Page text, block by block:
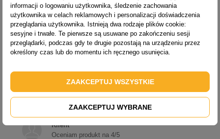
drobina jest taka, jakiej potrzebowałem, jestem
zadowolony
5/ 5
2022-03-09
2022-03-09
Klient
Oceniam produkt na 4/5
informacji o logowaniu użytkownika, śledzenie zachowania
użytkownika w celach reklamowych i personalizacji doświadczenia
przeglądania użytkownika. Istnieją dwa rodzaje plików cookie:
sesyjne i trwałe. Te pierwsze są usuwane po zakończeniu sesji
przeglądarki, podczas gdy te drugie pozostają na urządzeniu przez
określony czas lub do momentu ich ręcznego usunięcia.
ZAAKCEPTUJ WYBRANE
ZAAKCEPTUJ WSZYSTKIE